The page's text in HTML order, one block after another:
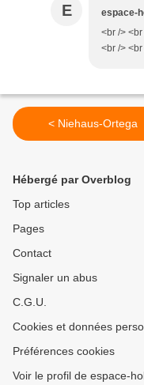
E espace-
<br />
<br />
< Niehaus-Ortega
Hébergé par Overblog
Top articles
Pages
Contact
Signaler un abus
C.G.U.
Cookies et données
Préférences cookies
Voir le profil de espace-